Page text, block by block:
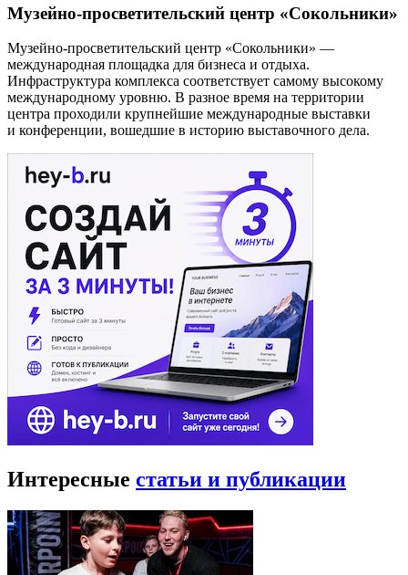
Музейно-просветительский центр «Сокольники»
Музейно-просветительский центр «Сокольники» —
международная площадка для бизнеса и отдыха.
Инфраструктура комплекса соответствует самому высокому
международному уровню. В разное время на территории
центра проходили крупнейшие международные выставки
и конференции, вошедшие в историю выставочного дела.
Интересные статьи и публикации